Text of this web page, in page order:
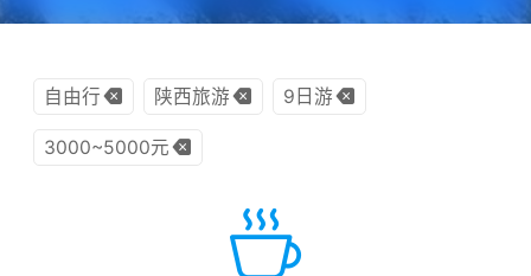
自由行 陕西旅游 9日游
3000~5000元